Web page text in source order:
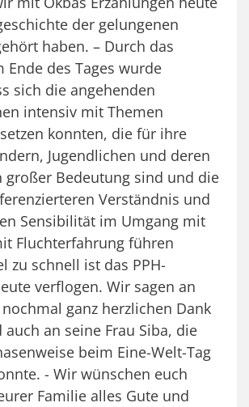
der gelungenen
haben. – Durch das
Ende des Tages wurde
sich die angehenden
intensiv mit Themen
konnten, die für ihre
Jugendlichen und deren
großer Bedeutung sind und die
Verständnis und
Sensibilität im Umgang mit
Fluchterfahrung führen
zu schnell ist das PPH-
verflogen. Wir sagen an
ganz herzlichen Dank
auch an seine Frau Siba, die
beim Eine-Welt-Tag
- Wir wünschen euch
Familie alles Gute und